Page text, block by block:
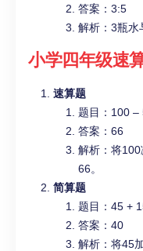
答案：3:5
解析：3瓶水
小学四年级速
速算题
题目：100 –
答案：66
解析：将
66。
简算题
题目：45 +
答案：40
解析：将45